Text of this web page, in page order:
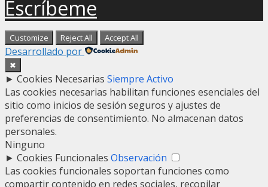
Escríbeme
Customize Reject All Accept All
Desarrollado por
✖
► Cookies Necesarias Siempre Activo
Las cookies necesarias habilitan funciones esenciales del
sitio como inicios de sesión seguros y ajustes de
preferencias de consentimiento. No almacenan datos
personales.
Ninguno
► Cookies Funcionales Observación
Las cookies funcionales soportan funciones como
compartir contenido en redes sociales, recopilar